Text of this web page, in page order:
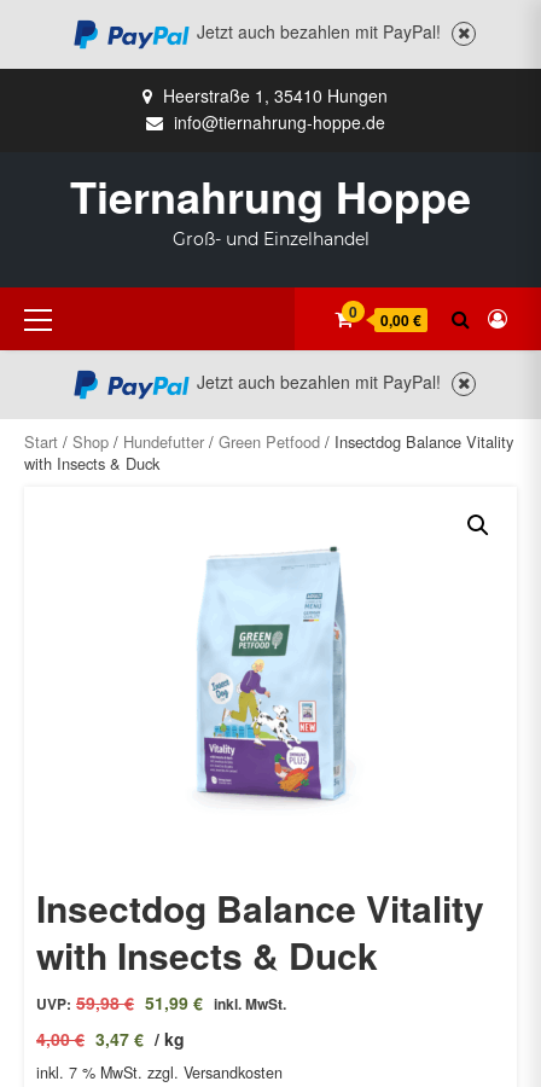
Jetzt auch bezahlen mit PayPal!
Heerstraße 1, 35410 Hungen
info@tiernahrung-hoppe.de
Tiernahrung Hoppe
Groß- und Einzelhandel
Primäres
Menü
0 0,00 €
Jetzt auch bezahlen mit PayPal!
Start / Shop / Hundefutter / Green Petfood / Insectdog Balance Vitality
with Insects & Duck
Insectdog Balance Vitality
with Insects & Duck
UVP: 59,98€ Ursprünglicher
war:
59,98 €
51,99 € Aktueller
51,99 €.
inkl. MwSt.
4,00€ 3,47 € / kg
inkl. 7 % MwSt. zzgl. Versandkosten